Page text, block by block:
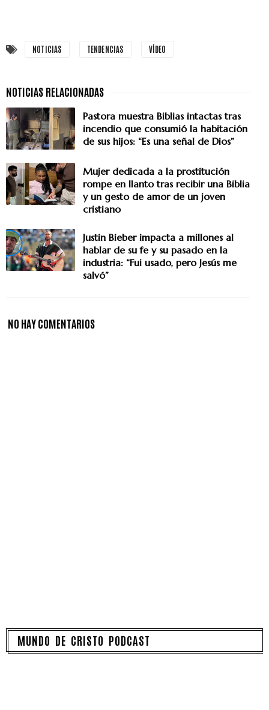
NOTICIAS TENDENCIAS VÍDEO
Pastora muestra Biblias intactas tras
incendio que consumió la habitación
de sus hijos: “Es una señal de Dios”
Mujer dedicada a la prostitución
rompe en llanto tras recibir una Biblia
y un gesto de amor de un joven
cristiano
Justin Bieber impacta a millones al
hablar de su fe y su pasado en la
industria: “Fui usado, pero Jesús me
salvó”
NO HAY COMENTARIOS
MUNDO DE CRISTO PODCAST